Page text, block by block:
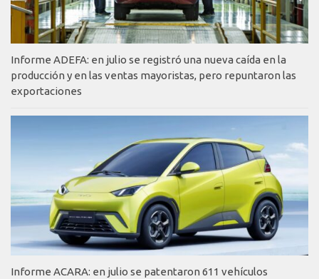
Informe ADEFA: en julio se registró una nueva caída en la
producción y en las ventas mayoristas, pero repuntaron las
exportaciones
Informe ACARA: en julio se patentaron 611 vehículos